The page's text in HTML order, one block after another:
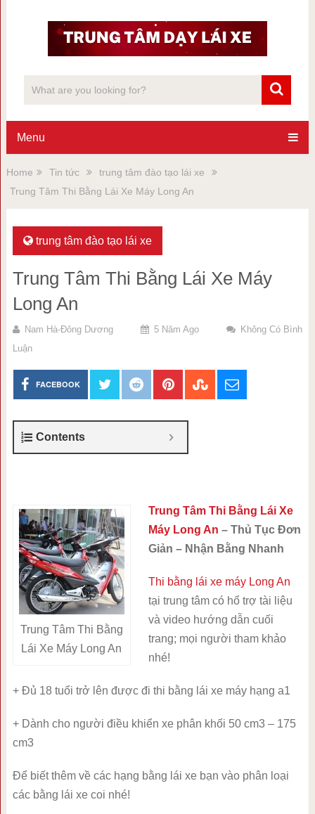
Menu
Home Tin tức
trung tâm đào tạo lái xe
Trung Tâm Thi Bằng Lái Xe Máy Long An
trung tâm đào tạo lái xe
Trung Tâm Thi Bằng Lái Xe Máy
Long An
Nam Hà-Đông Dương 5 Năm Ago
Không Có Bình
Luận
FACEBOOK
Contents
Trung Tâm Thi Bằng
Lái Xe Máy Long An
Trung Tâm Thi Bằng Lái Xe
Máy Long An – Thủ Tục Đơn
Giản – Nhận Bằng Nhanh
Thi bằng lái xe máy Long An
tại trung tâm có hổ trợ tài liệu
và video hướng dẫn cuối
trang; mọi người tham khảo
nhé!
+ Đủ 18 tuổi trở lên được đi thi bằng lái xe máy hạng a1
+ Dành cho người điều khiển xe phân khối 50 cm3 – 175
cm3
Để biết thêm về các hạng bằng lái xe bạn vào phân loại
các bằng lái xe coi nhé!